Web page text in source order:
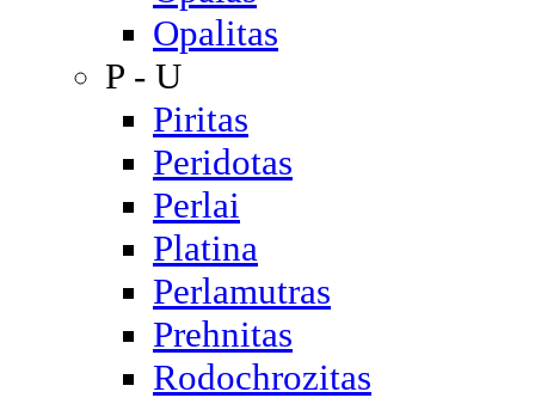
Opalitas
P - U
Piritas
Peridotas
Perlai
Platina
Perlamutras
Prehnitas
Rodochrozitas